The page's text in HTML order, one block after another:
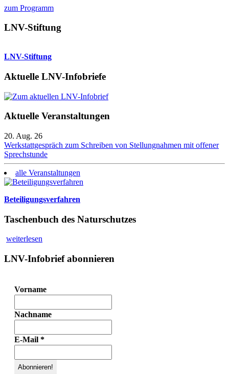
zum Programm
LNV-Stiftung
LNV-Stiftung
Aktuelle LNV-Infobriefe
Aktuelle Veranstaltungen
20. Aug. 26
Werkstattgespräch zum Schreiben von Stellungnahmen mit offener
Sprechstunde
alle Veranstaltungen
Beteiligungsverfahren
Taschenbuch des Naturschutzes
weiterlesen
LNV-Infobrief abonnieren
Vorname
Nachname
E-Mail *